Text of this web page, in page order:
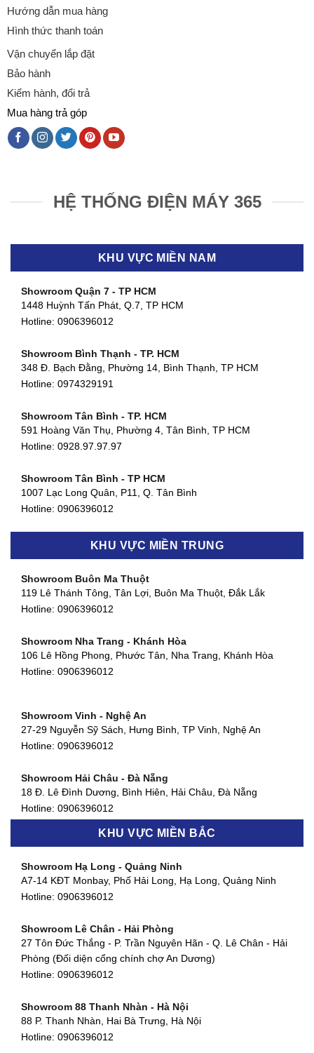
Hướng dẫn mua hàng
Hình thức thanh toán
Vận chuyển lắp đặt
Bảo hành
Kiểm hành, đổi trả
Mua hàng trả góp
HỆ THỐNG ĐIỆN MÁY 365
KHU VỰC MIỀN NAM
Showroom Quận 7 - TP HCM
1448 Huỳnh Tấn Phát, Q.7, TP HCM
Hotline: 0906396012
Showroom Bình Thạnh - TP. HCM
348 Đ. Bạch Đằng, Phường 14, Bình Thạnh, TP HCM
Hotline: 0974329191
Showroom Tân Bình - TP. HCM
591 Hoàng Văn Thụ, Phường 4, Tân Bình, TP HCM
Hotline: 0928.97.97.97
Showroom Tân Bình - TP HCM
1007 Lạc Long Quân, P11, Q. Tân Bình
Hotline: 0906396012
Showroom Biên Hòa - Đồng Nai
Showroom Thuận An - Bình Dương
Showroom Quận 11 - TP. HCM
Showroom Quận 4 - TP. HCM
127 Khánh Hội, Phường 3, Quận 4,TP. HCM
Showroom Quận 7 - TP. HCM
877 Huỳnh Tấn Phát, Phú Thuận, Quận 7, TP HCM
Hotline:0906396012
580 Phan Văn Trị, Phường 7, Quận 5, TP HCM
Hotline:0906396012
90 Đ. Cộng Hòa, Phường 4, Tân Bình, TP HCM
Hotline:0906396012
KHU VỰC MIỀN TRUNG
Showroom Buôn Ma Thuột
119 Lê Thánh Tông, Tân Lợi, Buôn Ma Thuột, Đắk Lắk
Hotline: 0906396012
Showroom Nha Trang - Khánh Hòa
106 Lê Hồng Phong, Phước Tân, Nha Trang, Khánh Hòa
Hotline: 0906396012
Showroom Vinh - Nghệ An
27-29 Nguyễn Sỹ Sách, Hưng Bình, TP Vinh, Nghệ An
Hotline: 0906396012
Showroom Hải Châu - Đà Nẵng
18 Đ. Lê Đình Dương, Bình Hiên, Hải Châu, Đà Nẵng
Hotline: 0906396012
Showroom Thanh Khê - Đà Nẵng
Hotline:0906396012
Showroom Cẩm Lệ - Đà Nẵng
Hotline:0906396012
Showroom Huế
54 Hùng Vương, Phú Hội, Thành phố Huế, Thừa Thiên Huế
Showroom Hà Tĩnh
82 Quang Trung, Thạch Quý, Hà Tĩnh
KHU VỰC MIỀN BẮC
Showroom Hạ Long - Quảng Ninh
A7-14 KĐT Monbay, Phố Hải Long, Hạ Long, Quảng Ninh
Hotline: 0906396012
Showroom Lê Chân - Hải Phòng
27 Tôn Đức Thắng - P. Trần Nguyên Hãn - Q. Lê Chân - Hải
Phòng (Đối diện cổng chính chợ An Dương)
Hotline: 0906396012
Showroom 88 Thanh Nhàn - Hà Nội
88 P. Thanh Nhàn, Hai Bà Trưng, Hà Nội
Hotline: 0906396012